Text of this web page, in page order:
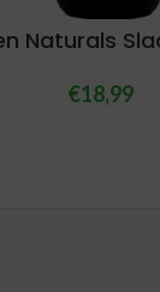
Naturals
€18,99